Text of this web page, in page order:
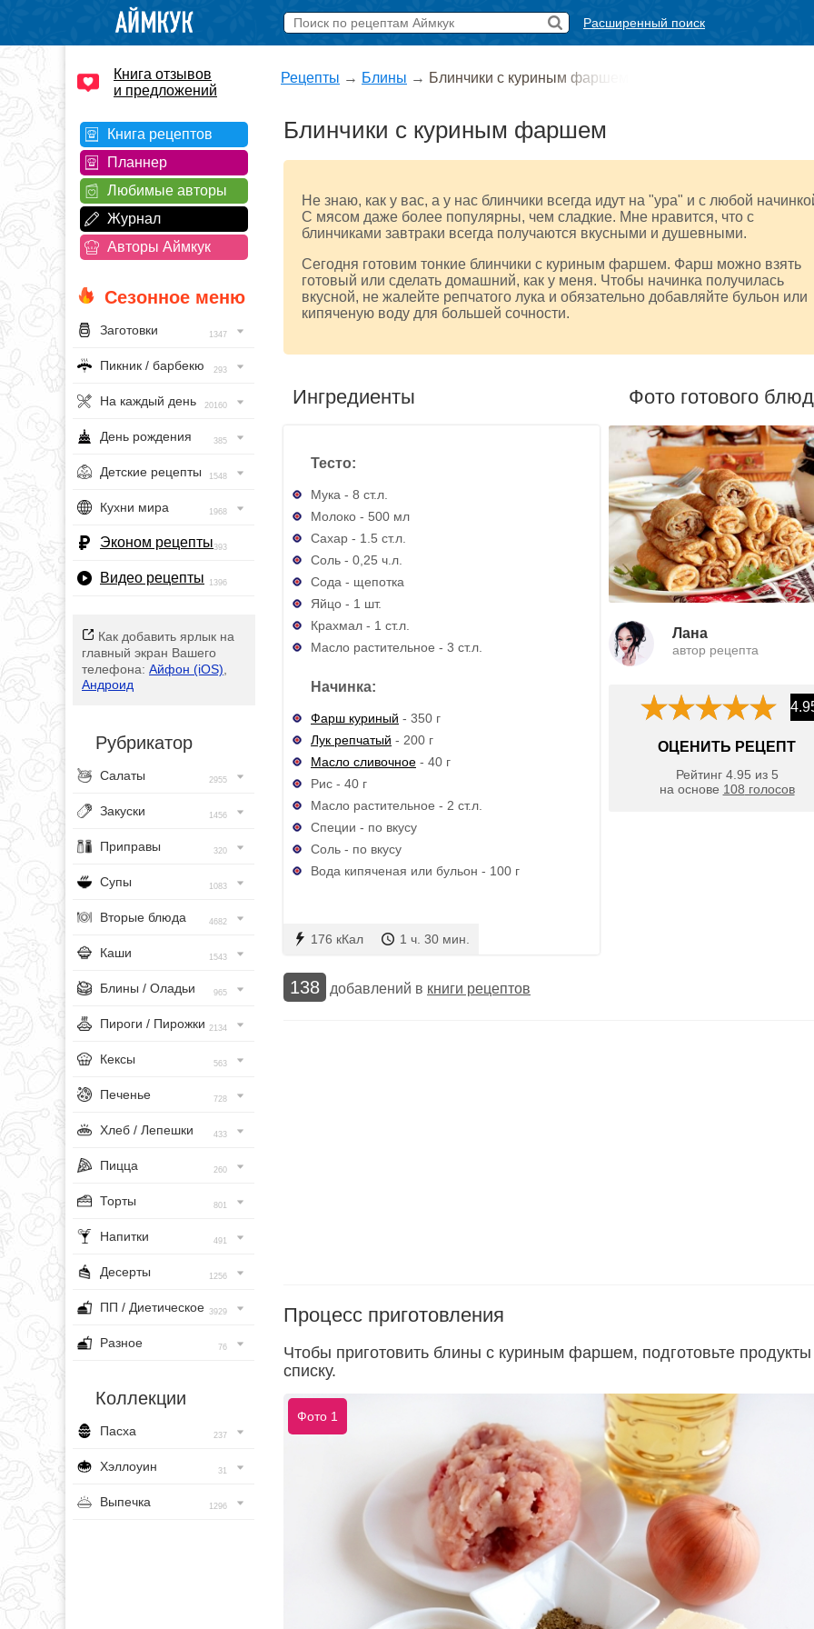
Расширенный поиск
Книга отзывов
и предложений
Книга рецептов
Планнер
Любимые авторы
Журнал
Авторы Аймкук
Сезонное меню
Заготовки 1347
Пикник / барбекю 293
На каждый день 20160
День рождения 385
Детские рецепты 1548
Кухни мира 1968
Эконом рецепты393
Видео рецепты 1396
Как добавить ярлык на
главный экран Вашего
телефона: Айфон (iOS)
Андроид
Рубрикатор
Салаты 2955
Закуски 1456
Приправы 320
Супы 1083
Вторые блюда 4682
Каши 1543
Блины / Оладьи 965
Пироги / Пирожки 2134
Кексы 563
Печенье 728
Хлеб / Лепешки 433
Пицца 260
Торты 801
Напитки 491
Десерты 1256
ПП / Диетическое 3929
Разное 76
Коллекции
Пасха 237
Хэллоуин 31
Выпечка 1296
Рецепты → Блины → Блинчики с куриным фаршем
Блинчики с куриным фаршем
Не знаю, как у вас, а у нас блинчики всегда идут на "ура" и с любой
С мясом даже более популярны, чем сладкие. Мне нравится, что с
блинчиками завтраки всегда получаются вкусными и душевными.
Сегодня готовим тонкие блинчики с куриным фаршем. Фарш можно взять
готовый или сделать домашний, как у меня. Чтобы начинка получилась
вкусной, не жалейте репчатого лука и обязательно добавляйте бульон или
кипяченую воду для большей сочности.
Ингредиенты
Тесто:
Мука - 8 ст.л.
Молоко - 500 мл
Сахар - 1.5 ст.л.
Соль - 0,25 ч.л.
Сода - щепотка
Яйцо - 1 шт.
Крахмал - 1 ст.л.
Масло растительное - 3 ст.л.
Начинка:
Фарш куриный - 350 г
Лук репчатый - 200 г
Масло сливочное - 40 г
Рис - 40 г
Масло растительное - 2 ст.л.
Специи - по вкусу
Соль - по вкусу
Вода кипяченая или бульон - 100 г
176 кКал 1 ч. 30 мин.
Фото готового
Лана
автор рецепта
ОЦЕНИТЬ РЕЦЕПТ
Рейтинг 4.95 из 5
на основе 108 голосов
138 добавлений в книги рецептов
Процесс приготовления
Чтобы приготовить блины с куриным фаршем, подготовьте
списку.
Фото 1